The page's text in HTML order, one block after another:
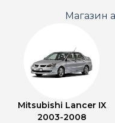
Магазин
Mitsubishi Lancer IX
2003-2008